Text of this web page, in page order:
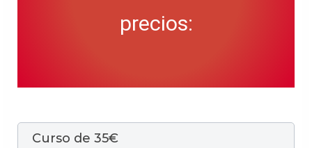
precios:
Curso de 35€